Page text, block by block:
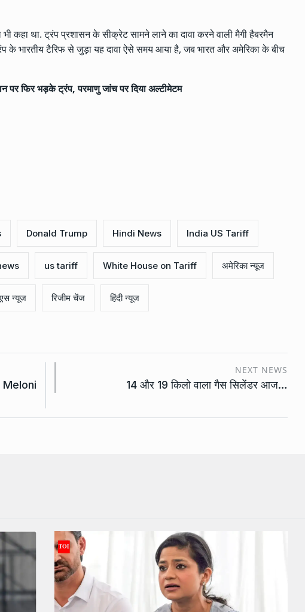
कहा था. ट्रंप प्रशासन के सीक्रेट सामने लाने का दावा करने वाली मैगी हैबरमैन
के भारतीय टैरिफ से जुड़ा यह दावा ऐसे समय आया है, जब भारत और अमेरिका के बीच
पर फिर भड़के ट्रंप, परमाणु जांच पर दिया अल्टीमेटम
Donald Trump Hindi News India US Tariff
us tariff White House on Tariff अमेरिका न्यूज
न्यूज रिजीम चेंज हिंदी न्यूज
Meloni
NEXT NEWS
14 और 19 किलो वाला गैस सिलेंडर आज…